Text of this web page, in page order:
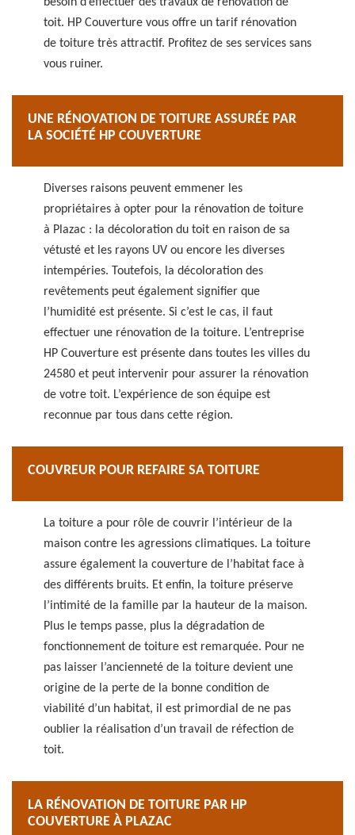
toit. HP Couverture vous offre un tarif rénovation
de toiture très attractif. Profitez de ses services sans
vous ruiner.
UNE RÉNOVATION DE TOITURE ASSURÉE PAR
LA SOCIÉTÉ HP COUVERTURE
Diverses raisons peuvent emmener les
propriétaires à opter pour la rénovation de toiture
à Plazac : la décoloration du toit en raison de sa
vétusté et les rayons UV ou encore les diverses
intempéries. Toutefois, la décoloration des
revêtements peut également signifier que
l’humidité est présente. Si c’est le cas, il faut
effectuer une rénovation de la toiture. L’entreprise
HP Couverture est présente dans toutes les villes du
24580 et peut intervenir pour assurer la rénovation
de votre toit. L’expérience de son équipe est
reconnue par tous dans cette région.
COUVREUR POUR REFAIRE SA TOITURE
La toiture a pour rôle de couvrir l’intérieur de la
maison contre les agressions climatiques. La toiture
assure également la couverture de l’habitat face à
des différents bruits. Et enfin, la toiture préserve
l’intimité de la famille par la hauteur de la maison.
Plus le temps passe, plus la dégradation de
fonctionnement de toiture est remarquée. Pour ne
pas laisser l’ancienneté de la toiture devient une
origine de la perte de la bonne condition de
viabilité d’un habitat, il est primordial de ne pas
oublier la réalisation d’un travail de réfection de
toit.
LA RÉNOVATION DE TOITURE PAR HP
COUVERTURE À PLAZAC